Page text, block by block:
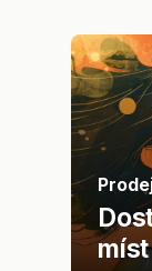
míst